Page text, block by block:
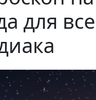
для